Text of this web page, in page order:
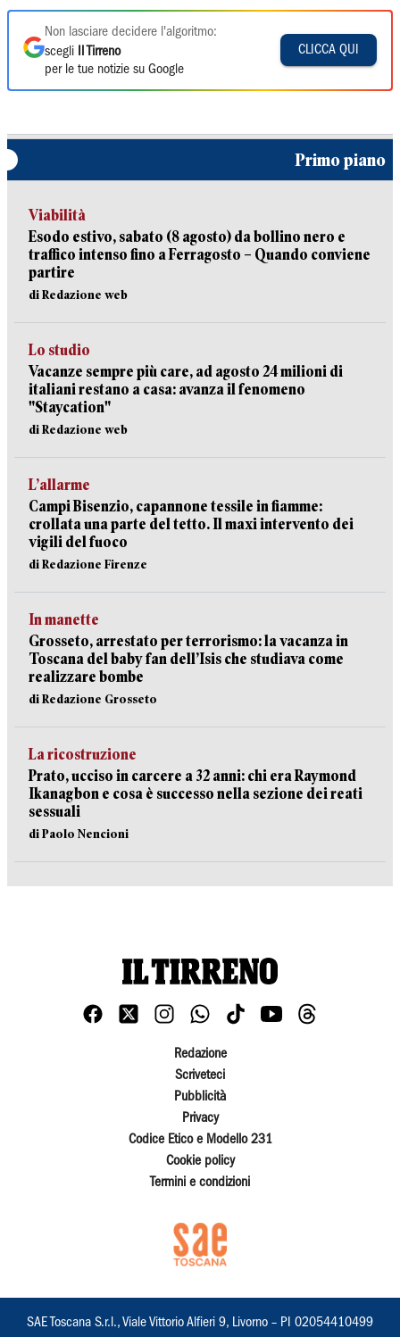
Non lasciare decidere l'algoritmo:
scegli
Il Tirreno
per le tue notizie su Google
CLICCA QUI
Primo piano
Viabilità
Esodo estivo, sabato (8 agosto) da bollino nero e
traffico intenso fino a Ferragosto – Quando conviene
partire
di Redazione web
Lo studio
Vacanze sempre più care, ad agosto 24 milioni di
italiani restano a casa: avanza il fenomeno
"Staycation"
di Redazione web
L’allarme
Campi Bisenzio, capannone tessile in fiamme:
crollata una parte del tetto. Il maxi intervento dei
vigili del fuoco
di Redazione Firenze
In manette
Grosseto, arrestato per terrorismo: la vacanza in
Toscana del baby fan dell’Isis che studiava come
realizzare bombe
di Redazione Grosseto
La ricostruzione
Prato, ucciso in carcere a 32 anni: chi era Raymond
Ikanagbon e cosa è successo nella sezione dei reati
sessuali
di Paolo Nencioni
Redazione
Scriveteci
Pubblicità
Privacy
Codice Etico e Modello 231
Cookie policy
Termini e condizioni
SAE Toscana S.r.l., Viale Vittorio Alfieri 9, Livorno – PI 02054410499